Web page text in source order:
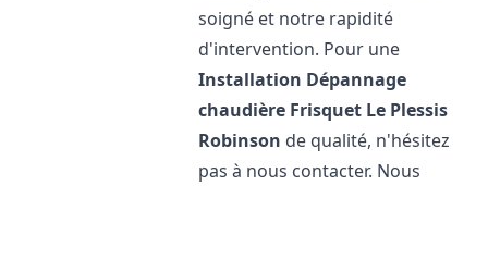
soigné et notre rapidité
d'intervention. Pour une
Installation Dépannage
chaudière Frisquet Le Plessis
Robinson de qualité, n'hésitez
pas à nous contacter. Nous